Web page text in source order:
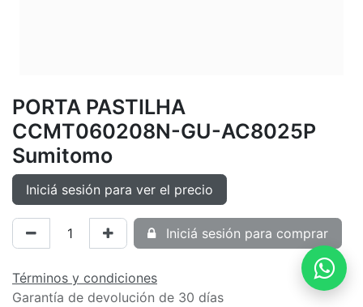
PORTA PASTILHA
CCMT060208N-GU-AC8025P
Sumitomo
Iniciá sesión para ver el precio
Iniciá sesión para comprar
Términos y condiciones
Garantía de devolución de 30 días